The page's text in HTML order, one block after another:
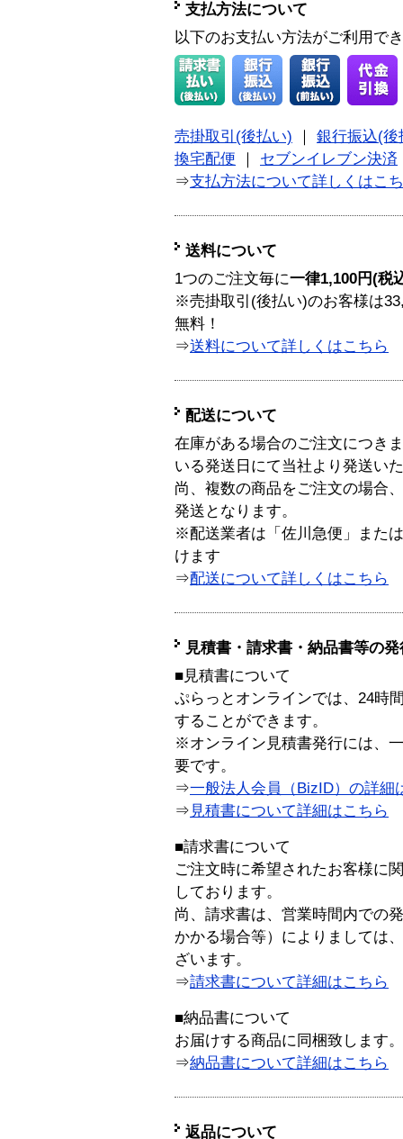
支払方法について
以下のお支払い方法がご利用で
売掛取引(後払い)
銀行振込(後
換宅配便
セブンイレブン決済
⇒支払方法について詳しくはこ
送料について
1つのご注文毎に一律1,100円(税
※売掛取引(後払い)のお客様は
無料！
⇒送料について詳しくはこちら
配送について
在庫がある場合のご注文につき
いる発送日にて当社より発送い
尚、複数の商品をご注文の場合
発送となります。
※配送業者は「佐川急便」また
けます
⇒配送について詳しくはこちら
見積書・請求書・納品書等の
■見積書について
ぷらっとオンラインでは、24時
することができます。
※オンライン見積書発行には、
要です。
⇒一般法人会員（BizID）の詳細
⇒ 見積書について詳細はこちら
■請求書について
ご注文時に希望されたお客様に
しております。
尚、請求書は、営業時間内での
かかる場合等）によりましては
ざいます。
⇒請求書について詳細はこちら
■納品書について
お届けする商品に同梱致します。
⇒納品書について詳細はこちら
返品について